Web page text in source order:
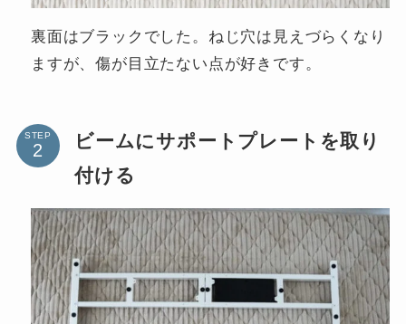
裏面はブラックでした。ねじ穴は見えづらくなり
ますが、傷が目立たない点が好きです。
STEP
ビームにサポートプレートを取り
付ける